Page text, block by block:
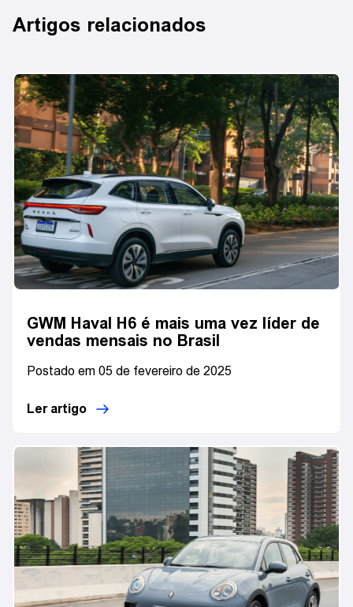
Artigos relacionados
GWM Haval H6 é mais uma vez líder de
vendas mensais no Brasil
Postado em 05 de fevereiro de 2025
Ler artigo